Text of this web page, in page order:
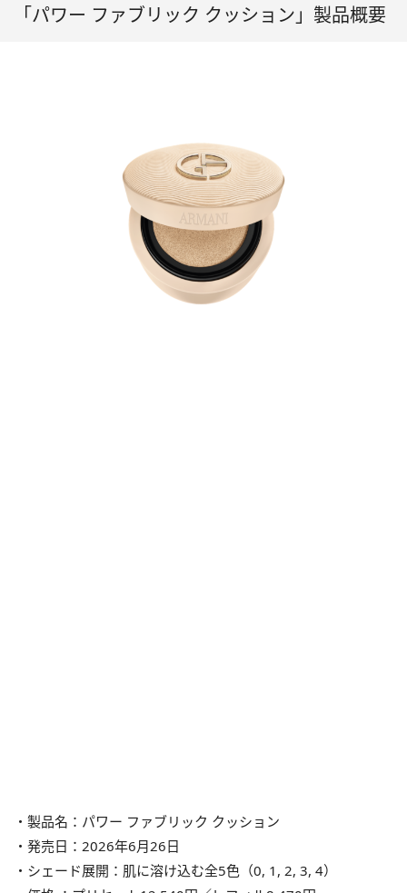
「パワー ファブリック クッション」製品概要
・製品名：パワー ファブリック クッション
・発売日：2026年6月26日
・シェード展開：肌に溶け込む全5色（0, 1, 2, 3, 4）